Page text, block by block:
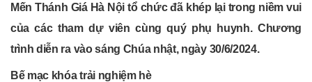
Mến Thánh Giá Hà Nộitổ chức đã khép lại trong niềm vui
của các tham dự viêncùng quý phụ huynh.Chương
trình diễn ra vào sáng Chúa nhật, ngày 30/6/2024.
Bế mạc khóa trải nghiệm hè